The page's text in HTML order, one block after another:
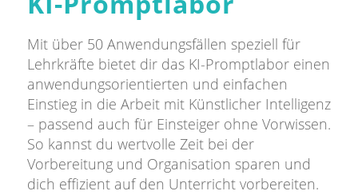
Mit über 50 Anwendungsfällen speziell für
Lehrkräfte bietet dir das KI-Promptlabor einen
anwendungsorientierten und einfachen
Einstieg in die Arbeit mit Künstlicher Intelligenz
– passend auch für Einsteiger ohne Vorwissen.
So kannst du wertvolle Zeit bei der
Vorbereitung und Organisation sparen und
dich effizient auf den Unterricht vorbereiten.